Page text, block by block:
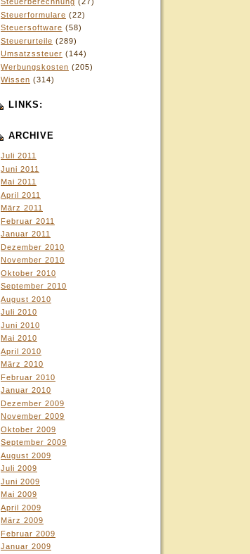
Steuerformulare (22)
Steuersoftware (58)
Steuerurteile (289)
Umsatzssteuer (144)
Werbungskosten (205)
Wissen (314)
LINKS:
ARCHIVE
Juli 2011
Juni 2011
Mai 2011
April 2011
März 2011
Februar 2011
Januar 2011
Dezember 2010
November 2010
Oktober 2010
September 2010
August 2010
Juli 2010
Juni 2010
Mai 2010
April 2010
März 2010
Februar 2010
Januar 2010
Dezember 2009
November 2009
Oktober 2009
September 2009
August 2009
Juli 2009
Juni 2009
Mai 2009
April 2009
März 2009
Februar 2009
Januar 2009